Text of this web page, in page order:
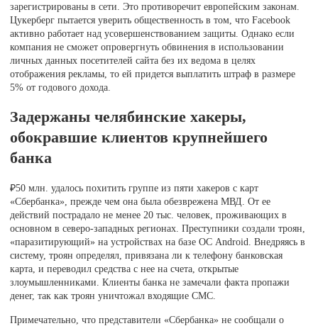
зарегистрированы в сети. Это противоречит европейским законам.
Цукерберг пытается уверить общественность в том, что Facebook
активно работает над усовершенствованием защиты. Однако если
компания не сможет опровергнуть обвинения в использовании
личных данных посетителей сайта без их ведома в целях
отображения рекламы, то ей придется выплатить штраф в размере
5% от годового дохода.
Задержаны челябинские хакеры,
обокравшие клиентов крупнейшего
банка
₽50 млн. удалось похитить группе из пяти хакеров с карт
«Сбербанка», прежде чем она была обезврежена МВД. От ее
действий пострадало не менее 20 тыс. человек, проживающих в
основном в северо-западных регионах. Преступники создали троян,
«паразитирующий» на устройствах на базе ОС Android. Внедряясь в
систему, троян определял, привязана ли к телефону банковская
карта, и переводил средства с нее на счета, открытые
злоумышленниками. Клиенты банка не замечали факта пропажи
денег, так как троян уничтожал входящие СМС.
Примечательно, что представители «Сбербанка» не сообщали о